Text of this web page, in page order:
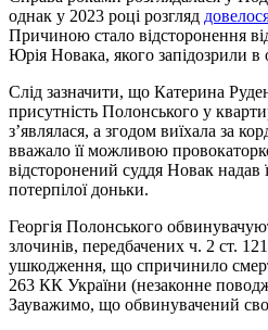
однак у 2023 році розгляд
Причиною стало відсторонення
Юрія Новака, якого запідозрили в
Слід зазначити, що Катерина
присутність Полонського у
з’являлася, а згодом виїхала за
вважало її можливою
відсторонений суддя Новак надав
потерпілої доньки.
Георгія Полонського
злочинів, передбачених ч. 2 ст.
ушкодження, що спричинило
263 КК України (незаконне
Зауважимо, що обвинувачений